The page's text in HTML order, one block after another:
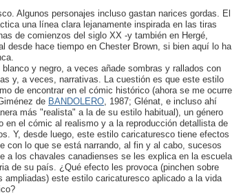
Algunos personajes incluso gastan narices gordas. El
una línea clara lejanamente inspirada en las tiras
de comienzos del siglo XX -y también en Hergé,
desde hace tiempo en Chester Brown, si bien aquí lo ha
blanco y negro, a veces añade sombras y rallados con
y, a veces, narrativas. La cuestión es que este estilo
de encontrar en el cómic histórico (ahora se me ocurre
de BANDOLERO , 1987; Glénat, e incluso ahí
más "realista" a la de su estilo habitual), un género
en el cómic al realismo y a la reproducción detallista de
Y, desde luego, este estilo caricaturesco tiene efectos
con lo que se está narrando, al fin y al cabo, sucesos
a los chavales canadienses se les explica en la escuela
de su país. ¿Qué efecto les provoca (pinchen sobre
ampliadas) este estilo caricaturesco aplicado a la vida